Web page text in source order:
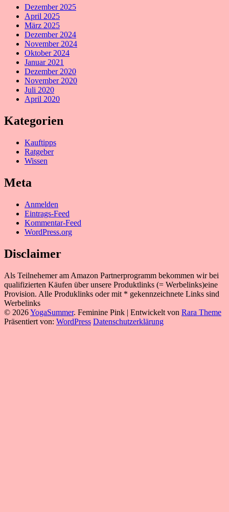
Dezember 2025
April 2025
März 2025
Dezember 2024
November 2024
Oktober 2024
Januar 2021
Dezember 2020
November 2020
Juli 2020
April 2020
Kategorien
Kauftipps
Ratgeber
Wissen
Meta
Anmelden
Eintrags-Feed
Kommentar-Feed
WordPress.org
Disclaimer
Als Teilnehemer am Amazon Partnerprogramm bekommen wir bei
qualifizierten Käufen über unsere Produktlinks (= Werbelinks)eine
Provision. Alle Produklinks oder mit * gekennzeichnete Links sind
Werbelinks
© 2026YogaSummer. Feminine Pink | Entwickelt von Rara Theme
Präsentiert von: WordPress Datenschutzerklärung